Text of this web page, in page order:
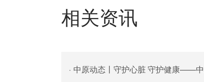
相关资讯
· 中原动态丨守护心脏 守护健康——中原信托